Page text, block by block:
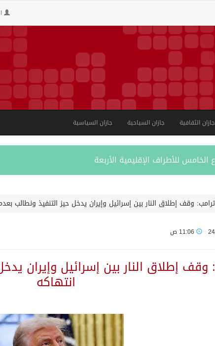
جازان الثقافية جازان السياحية جازان السياسية
الخامس للأطراف الإقليمية الأربعة
يعلن برنامجه بجوائز تتجاوز 50 مليون ريال
البرلمانية الخليجية – الأوروبية العاشر
لمواجهة إجراءات الاحتلال غير القانونية
الثابت: القدس الشرقية عاصمة فلسطين
لـ200 متبرع بأعضائهم
ترامب: وقف إطلاق النار بين إسرائيل وإيران يدخل حيز التنفيذ ونطالب
وقف إطلاق النار بين إسرائيل وإيران
انتهاكه